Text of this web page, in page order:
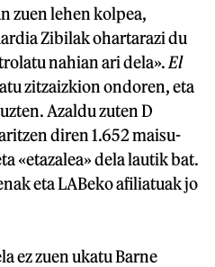
zuen lehen kolpea,
Zibilak ohartarazi du
nahian ari dela». El
zitzaizkion ondoren, eta
Azaldu zuten D
diren 1.652 maisu-
«etazalea» dela lautik bat.
eta LABeko afiliatuak jo
ez zuen ukatu Barne